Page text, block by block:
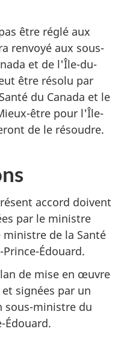
être réglé aux
renvoyé aux sous-
et de l'Île-du-
être résolu par
du Canada et le
être pour l'Île-
de le résoudre.
accord doivent
par le ministre
de la Santé
Édouard.
de mise en œuvre
signées par un
sous-ministre du
Édouard.